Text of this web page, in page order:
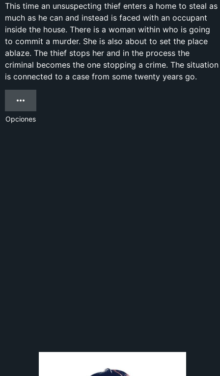
This time an unsuspecting thief enters a home to steal as
much as he can and instead is faced with an occupant
inside the house. There is a woman within who is going
to commit a murder. She is also about to set the place
ablaze. The thief stops her and in the process the
criminal becomes the one stopping a crime. The situation
is connected to a case from some twenty years go.
Opciones